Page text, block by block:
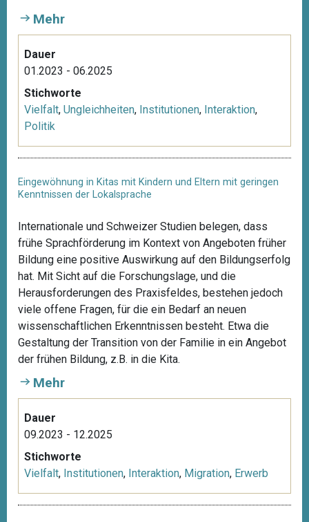
Mehr
Dauer
01.2023 - 06.2025
Stichworte
Vielfalt, Ungleichheiten, Institutionen, Interaktion,
Politik
Eingewöhnung in Kitas mit Kindern und Eltern mit geringen
Kenntnissen der Lokalsprache
Internationale und Schweizer Studien belegen, dass
frühe Sprachförderung im Kontext von Angeboten früher
Bildung eine positive Auswirkung auf den Bildungserfolg
hat. Mit Sicht auf die Forschungslage, und die
Herausforderungen des Praxisfeldes, bestehen jedoch
viele offene Fragen, für die ein Bedarf an neuen
wissenschaftlichen Erkenntnissen besteht. Etwa die
Gestaltung der Transition von der Familie in ein Angebot
der frühen Bildung, z.B. in die Kita.
Mehr
Dauer
09.2023 - 12.2025
Stichworte
Vielfalt, Institutionen, Interaktion, Migration, Erwerb